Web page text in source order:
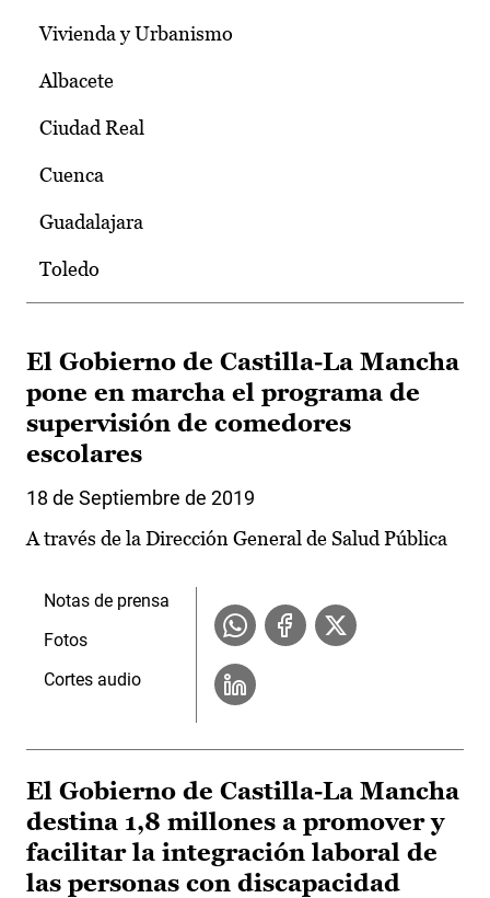
Vivienda y Urbanismo
Albacete
Ciudad Real
Cuenca
Guadalajara
Toledo
El Gobierno de Castilla-La Mancha
pone en marcha el programa de
supervisión de comedores
escolares
18 de Septiembre de 2019
A través de la Dirección General de Salud Pública
Notas de prensa
Fotos
Cortes audio
El Gobierno de Castilla-La Mancha
destina 1,8 millones a promover y
facilitar la integración laboral de
las personas con discapacidad